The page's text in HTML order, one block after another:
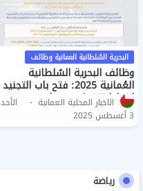
البحرية السُلطانية العمانية وظائف
وظائف البحرية السُلطانية
العُمانية 2025: فتح باب التجنيد
لضباط تنفيذيين وجامعيين
ومدنيينالاخبار المحلية العمانية
الأحد
3 أغسطس 2025
رياضة